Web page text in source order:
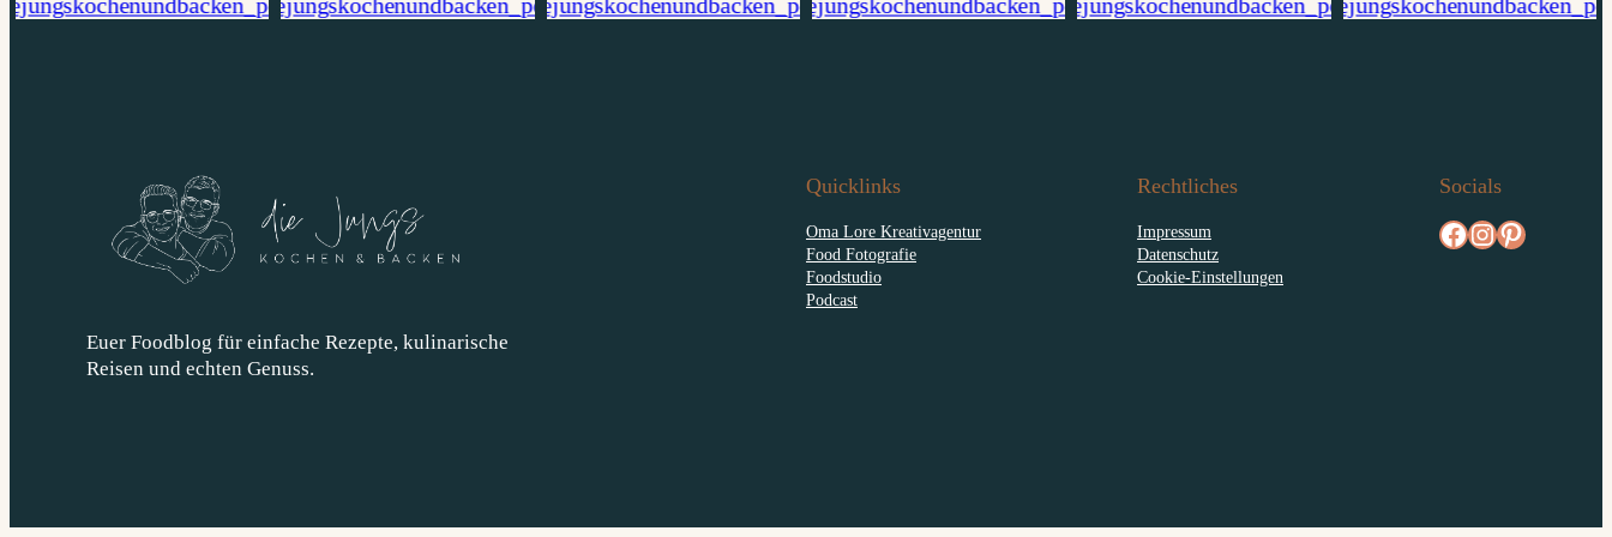
Euer Foodblog für einfache Rezepte, kulinarische
Reisen und echten Genuss.
Quicklinks
Oma Lore Kreativagentur
Food Fotografie
Foodstudio
Podcast
Rechtliches
Impressum
Datenschutz
Cookie-Einstellungen
Socials
facebook.com/diejungskochenundbacken Instagrampinterest.com/diejungs